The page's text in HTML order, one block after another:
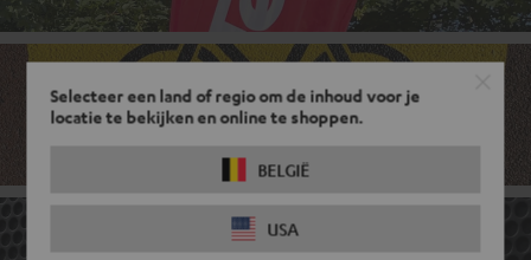
Selecteer een land of regio om de inhoud voor je
locatie te bekijken en online te shoppen.
BELGIË
USA
Benefits